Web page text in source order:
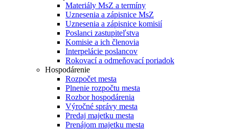
Materiály MsZ a termíny
Uznesenia a zápisnice MsZ
Uznesenia a zápisnice komisií
Poslanci zastupiteľstva
Komisie a ich členovia
Interpelácie poslancov
Rokovací a odmeňovací poriadok
Hospodárenie
Rozpočet mesta
Plnenie rozpočtu mesta
Rozbor hospodárenia
Výročné správy mesta
Predaj majetku mesta
Prenájom majetku mesta